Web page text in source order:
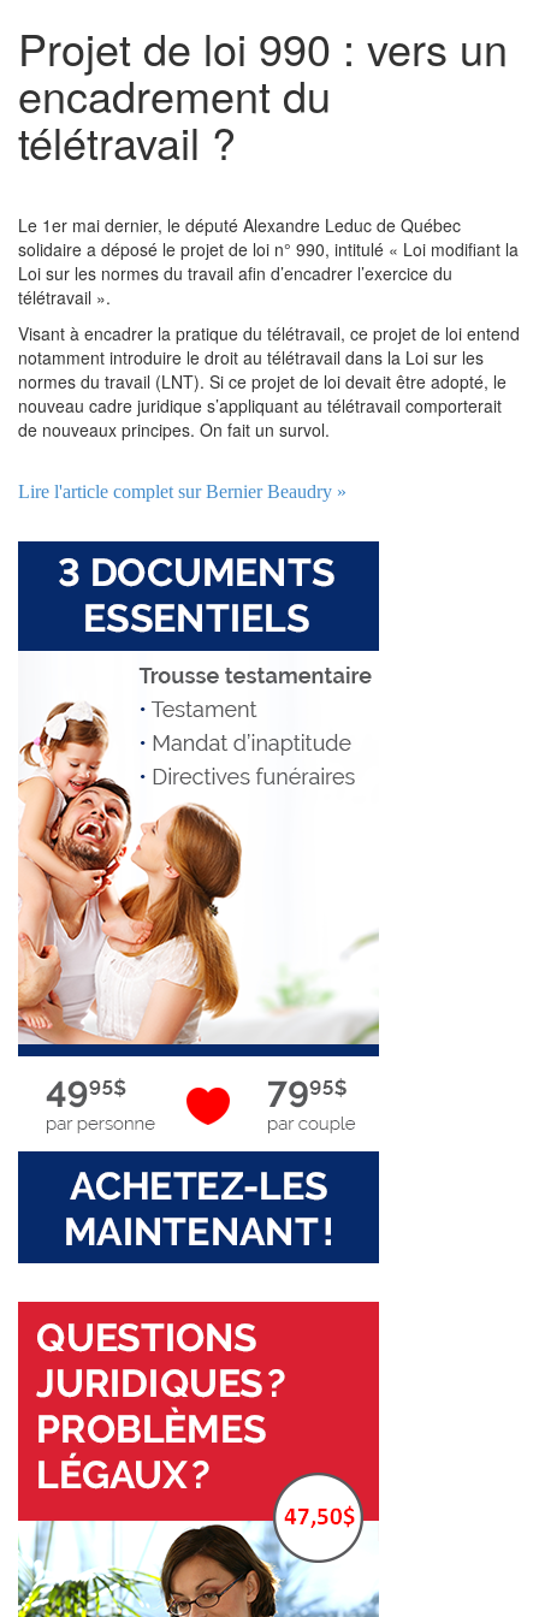
Projet de loi 990 : vers un
encadrement du
télétravail ?
Le 1er mai dernier, le député Alexandre Leduc de Québec
solidaire a déposé le projet de loi n° 990, intitulé « Loi modifiant la
Loi sur les normes du travail afin d’encadrer l’exercice du
télétravail ».
Visant à encadrer la pratique du télétravail, ce projet de loi entend
notamment introduire le droit au télétravail dans la Loi sur les
normes du travail (LNT). Si ce projet de loi devait être adopté, le
nouveau cadre juridique s’appliquant au télétravail comporterait
de nouveaux principes. On fait un survol.
Lire l'article complet sur Bernier Beaudry »